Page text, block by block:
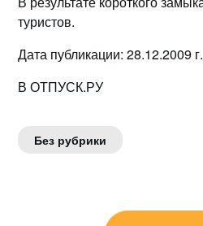
туристов.
Дата публикации: 28.12.2009 г.
В ОТПУСК.РУ
Без рубрики
Навигация